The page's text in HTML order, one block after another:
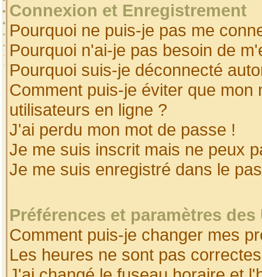
Connexion et Enregistrement
Pourquoi ne puis-je pas me
Pourquoi n'ai-je pas besoin de
Pourquoi suis-je déconnecté
Comment puis-je éviter que
utilisateurs en ligne ?
J'ai perdu mon mot de passe !
Je me suis inscrit mais ne peux
Je me suis enregistré dans le
Préférences et paramètres
Comment puis-je changer mes
Les heures ne sont pas